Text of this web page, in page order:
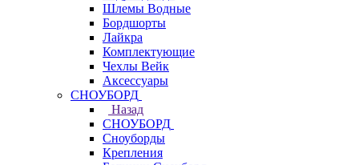
Шлемы Водные
Бордшорты
Лайкра
Комплектующие
Чехлы Вейк
Аксессуары
СНОУБОРД
Назад
СНОУБОРД
Сноуборды
Крепления